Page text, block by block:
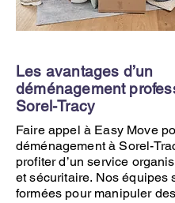
Les avantages d’un
déménagement
Sorel-Tracy
Faire appel à Easy Move
déménagement à Sorel-
profiter d’un service
et sécuritaire. Nos équipes
formées pour manipuler